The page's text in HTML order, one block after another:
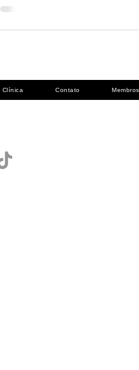
de imediato. Eles
Clínica Contato Membros